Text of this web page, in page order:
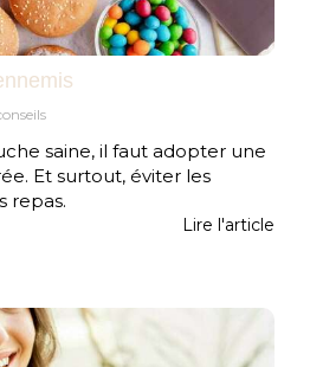
saine, il faut adopter une
Et surtout, éviter les
repas.
Lire l'article